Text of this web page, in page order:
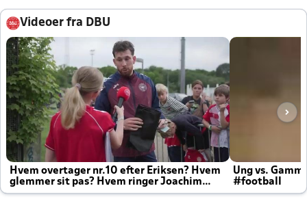
Videoer fra DBU
Hvem overtager nr.10 efter Eriksen? Hvem
glemmer sit pas? Hvem ringer Joachim
altid til efter kampe?
Ung vs.
#football